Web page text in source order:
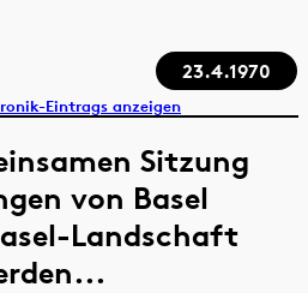
23.4.1970
Eintrags anzeigen
Sitzung
von Basel
Landschaft